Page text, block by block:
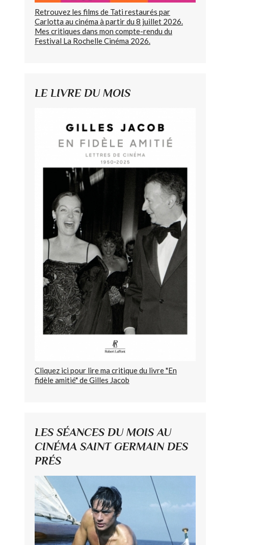
Retrouvez les films de Tati restaurés par
Carlotta au cinéma à partir du 8 juillet 2026.
Mes critiques dans mon compte-rendu du
Festival La Rochelle Cinéma 2026.
LE LIVRE DU MOIS
Cliquez ici pour lire ma critique du livre "En
fidèle amitié" de Gilles Jacob
LES SÉANCES DU MOIS AU
CINÉMA SAINT GERMAIN DES
PRÉS